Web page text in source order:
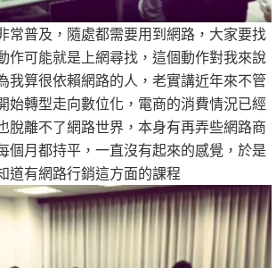
常普及，隨處都需要用到網路，大家要找
作可能就是上網尋找，這個動作對我來說
我算很依賴網路的人，老實講近年來不管
始轉型走向數位化，電商的消費情況已經
脫離不了網路世界，本身有再弄些網路商
個月都持平，一直沒有起來的感覺，於是
道有網路行銷這方面的課程